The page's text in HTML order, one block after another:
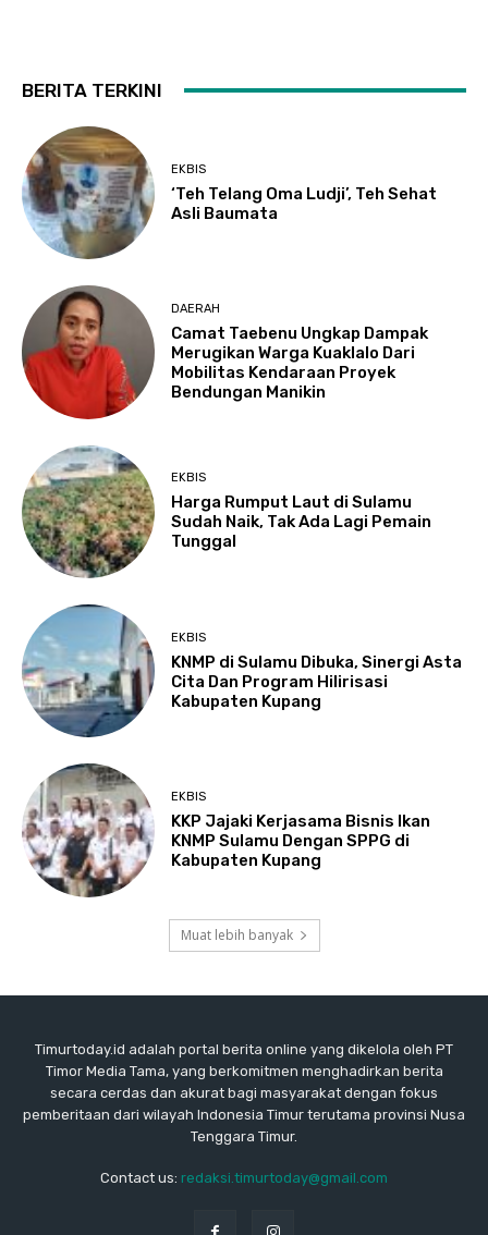
BERITA TERKINI
EKBIS
‘Teh Telang Oma Ludji’, Teh Sehat
Asli Baumata
DAERAH
Camat Taebenu Ungkap Dampak
Merugikan Warga Kuaklalo Dari
Mobilitas Kendaraan Proyek
Bendungan Manikin
EKBIS
Harga Rumput Laut di Sulamu
Sudah Naik, Tak Ada Lagi Pemain
Tunggal
EKBIS
KNMP di Sulamu Dibuka, Sinergi Asta
Cita Dan Program Hilirisasi
Kabupaten Kupang
EKBIS
KKP Jajaki Kerjasama Bisnis Ikan
KNMP Sulamu Dengan SPPG di
Kabupaten Kupang
Muat lebih banyak
Timurtoday.id adalah portal berita online yang dikelola oleh PT
Timor Media Tama, yang berkomitmen menghadirkan berita
secara cerdas dan akurat bagi masyarakat dengan fokus
pemberitaan dari wilayah Indonesia Timur terutama provinsi Nusa
Tenggara Timur.
Contact us: redaksi.timurtoday@gmail.com